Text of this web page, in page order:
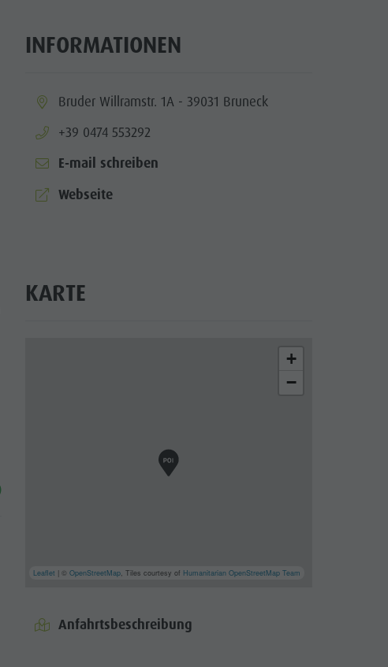
INFORMATIONEN
aria.location:
Bruder Willramstr. 1A - 39031 Bruneck
aria.phone:
+39 0474 553292
E-mail schreiben
aria.website:
Webseite
KARTE
+
−
Leaflet | ©OpenStreetMap, Tiles courtesy of Humanitarian OpenStreetMap Team
Anfahrtsbeschreibung